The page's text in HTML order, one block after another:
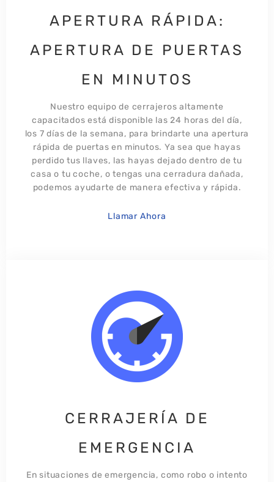
APERTURA RÁPIDA:
APERTURA DE PUERTAS
EN MINUTOS
Nuestro equipo de cerrajeros altamente
capacitados está disponible las 24 horas del día,
los 7 días de la semana, para brindarte una apertura
rápida de puertas en minutos. Ya sea que hayas
perdido tus llaves, las hayas dejado dentro de tu
casa o tu coche, o tengas una cerradura dañada,
podemos ayudarte de manera efectiva y rápida.
Llamar Ahora
CERRAJERÍA DE
EMERGENCIA
En situaciones de emergencia, como robo o intento